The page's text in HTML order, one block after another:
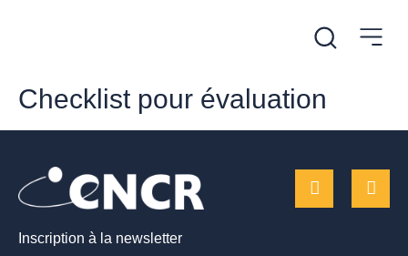
Checklist pour évaluation
Inscription à la newsletter